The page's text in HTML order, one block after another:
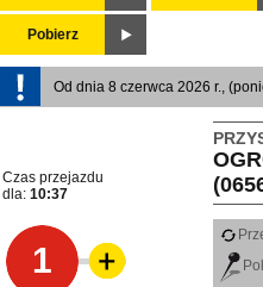
Pobierz
Od dnia 8 czerwca 2026 r.,
Czas przejazdu
dla: 10:37
1